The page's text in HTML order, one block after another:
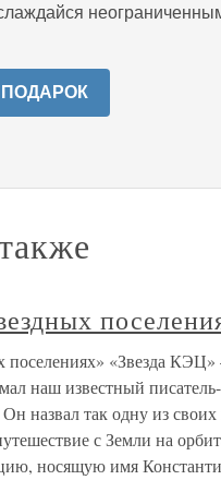
поселениях» «Звезда
наш известный
назвал так одну из своих
с Земли на
носящую имя